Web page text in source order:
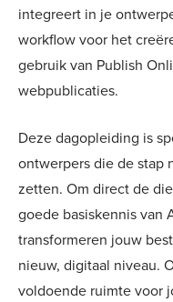
integreert in je
workflow voor het
gebruik van Publish
webpublicaties.
Deze dagopleiding is
ontwerpers die de stap
zetten. Om direct de
goede basiskennis van
transformeren jouw
nieuw, digitaal niveau.
voldoende ruimte voor